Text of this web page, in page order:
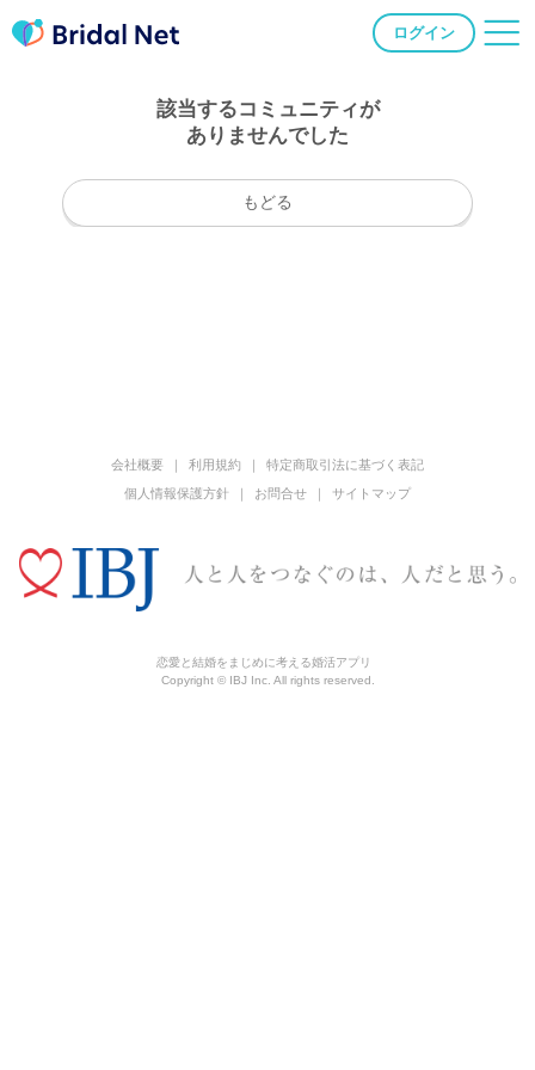
ログイン
該当するコミュニティが
ありませんでした
もどる
会社概要 利用規約
特定商取引法に基づく表記
個人情報保護方針
お問合せ サイトマップ
恋愛と結婚をまじめに考える婚活アプリ
Copyright © IBJ Inc. All rights reserved.